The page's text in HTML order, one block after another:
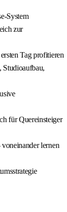
System
zur
Tag profitieren
Studioaufbau,
für Quereinsteiger
lernen